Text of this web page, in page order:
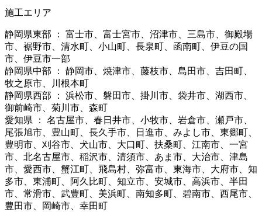
施工エリア
静岡県東部 ： 富士市、富士宮市、沼津市、三島市、御殿場
市、裾野市、清水町、小山町、長泉町、函南町、伊豆の国
市、伊豆市一部
静岡県中部 ： 静岡市、焼津市、藤枝市、島田市、吉田町、
牧之原市、川根本町
静岡県西部 ： 浜松市、磐田市、掛川市、袋井市、湖西市、
御前崎市、菊川市、森町
愛知県 ： 名古屋市、春日井市、小牧市、岩倉市、瀬戸市、
尾張旭市、豊山町、長久手市、日進市、みよし市、東郷町、
豊明市、刈谷市、犬山市、大口町、扶桑町、江南市、一宮
市、北名古屋市、稲沢市、清須市、あま市、大治市、津島
市、愛西市、蟹江町、飛島村、弥富市、東海市、大府市、知
多市、東浦町、阿久比町、知立市、安城市、高浜市、半田
市、常滑市、武豊町、美浜町、南知多町、碧南市、西尾市、
豊田市、岡崎市、幸田町